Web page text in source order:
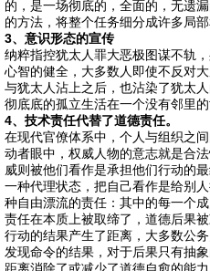
的，是一场彻底的，全面的，无遗
的方法，将整个任务细分成许多局
3、意识形态的宣传
纳粹指控犹太人罪大恶极图谋不轨
心智的健全，大多数人即使不反对
与犹太人沾上之后，也沾染了犹太
彻底底的孤立生活在一个没有邻里
4、技术责任代替了道德责任。
在现代官僚体系中，个人与组织之
动者眼中，权威人物的意志就是合
威则被他们看作是承担他们行动的
一种代理状态，把自己看作是给别
种自由漂流的责任：其中的每一个
责任在本质上被取缔了，道德后果
行动的结果产生了距离，大多数公
发现命令的结果，对于后果只有抽
距离消除了或减少了道德自愈的能